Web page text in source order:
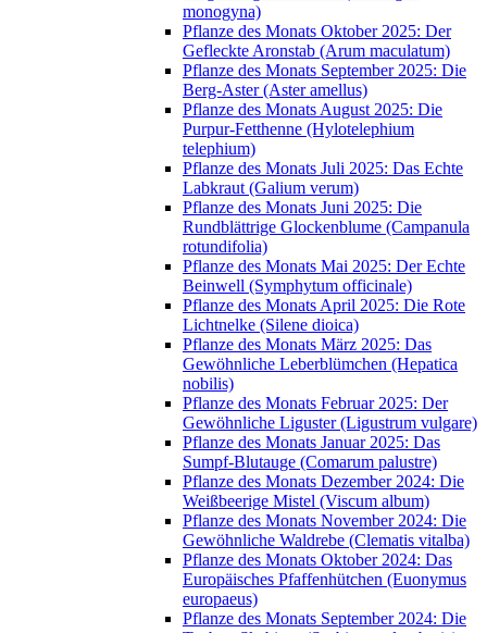
monogyna)
Pflanze des Monats Oktober 2025: Der
Gefleckte Aronstab (Arum maculatum)
Pflanze des Monats September 2025: Die
Berg-Aster (Aster amellus)
Pflanze des Monats August 2025: Die
Purpur-Fetthenne (Hylotelephium
telephium)
Pflanze des Monats Juli 2025: Das Echte
Labkraut (Galium verum)
Pflanze des Monats Juni 2025: Die
Rundblättrige Glockenblume (Campanula
rotundifolia)
Pflanze des Monats Mai 2025: Der Echte
Beinwell (Symphytum officinale)
Pflanze des Monats April 2025: Die Rote
Lichtnelke (Silene dioica)
Pflanze des Monats März 2025: Das
Gewöhnliche Leberblümchen (Hepatica
nobilis)
Pflanze des Monats Februar 2025: Der
Gewöhnliche Liguster (Ligustrum vulgare)
Pflanze des Monats Januar 2025: Das
Sumpf-Blutauge (Comarum palustre)
Pflanze des Monats Dezember 2024: Die
Weißbeerige Mistel (Viscum album)
Pflanze des Monats November 2024: Die
Gewöhnliche Waldrebe (Clematis vitalba)
Pflanze des Monats Oktober 2024: Das
Europäisches Pfaffenhütchen (Euonymus
europaeus)
Pflanze des Monats September 2024: Die